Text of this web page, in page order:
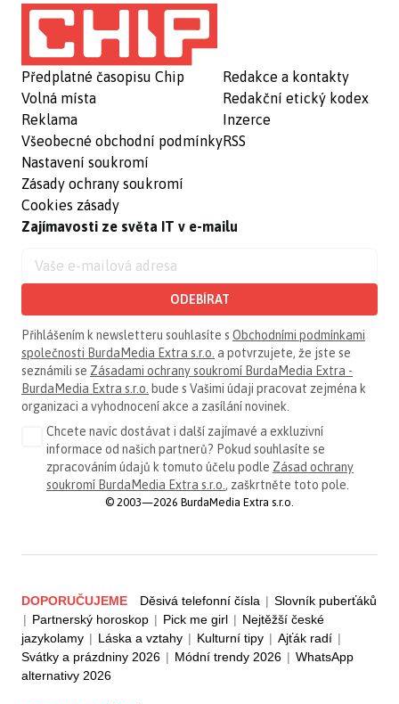
Předplatné časopisu Chip
Volná místa
Reklama
Všeobecné obchodní podmínky
Nastavení soukromí
Zásady ochrany soukromí
Cookies zásady
Redakce a kontakty
Redakční etický kodex
Inzerce
RSS
Zajímavosti ze světa IT v e-mailu
ODEBÍRAT
Přihlášením k newsletteru souhlasíte s Obchodními podmínkami
společnosti BurdaMedia Extra s.r.o. a potvrzujete, že jste se
seznámili se Zásadami ochrany soukromí BurdaMedia Extra -
BurdaMedia Extra s.r.o. bude s Vašimi údaji pracovat zejména k
organizaci a vyhodnocení akce a zasílání novinek.
Chcete navíc dostávat i další zajímavé a exkluzivní
informace od našich partnerů? Pokud souhlasíte se
zpracováním údajů k tomuto účelu podle Zásad ochrany
soukromí BurdaMedia Extra s.r.o., zaškrtněte toto pole.
© 2003—2026 BurdaMedia Extra s.r.o.
DOPORUČUJEME Děsivá telefonní čísla | Slovník puberťáků
| Partnerský horoskop | Pick me girl | Nejtěžší české
jazykolamy | Láska a vztahy | Kulturní tipy | Ajťák radí |
Svátky a prázdniny 2026 | Módní trendy 2026 | WhatsApp
alternativy 2026